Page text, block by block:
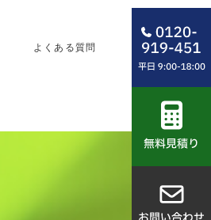
よくある質問 会社概要